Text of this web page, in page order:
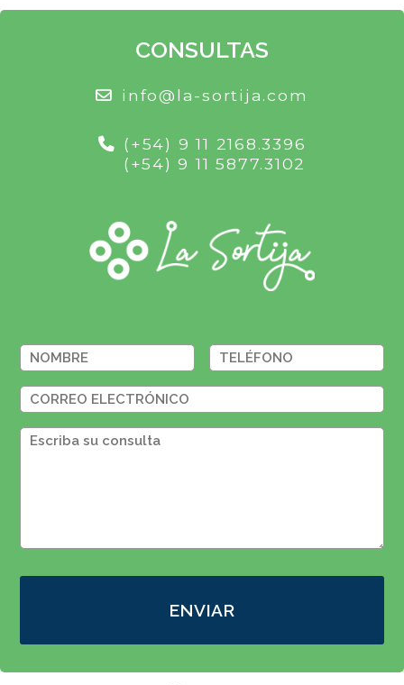
CONSULTAS
info@la-sortija.com
(+54) 9 11 2168.3396
(+54) 9 11 5877.3102
ENVIAR